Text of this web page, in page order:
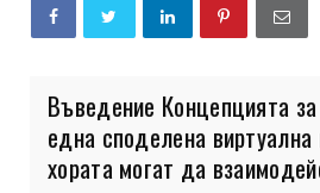
Въведение Концепцията
една споделена
хората могат да